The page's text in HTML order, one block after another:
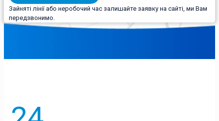
Зайняті лінії або неробочий час залишайте заявку на сайті, ми Вам
передзвонимо.